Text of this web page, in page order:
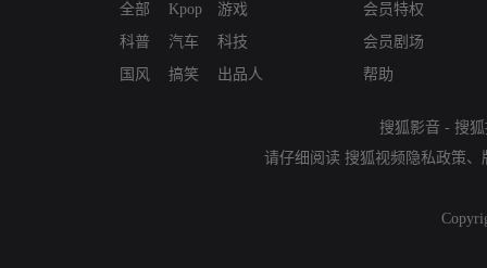
全部
科普
国风
Kpop
汽车
搞笑
游戏
科技
出品人
会员特权
会员剧场
帮助
搜狐影音 - 搜
请仔细阅读 搜狐视频隐私政策、